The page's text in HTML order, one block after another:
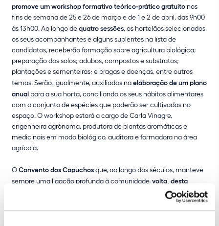
promove um workshop formativo teórico-prático gratuito nos
fins de semana de 25 e 26 de março e de 1 e 2 de abril, das 9h00
às 13h00. Ao longo dequatro sessões, os hortelãos selecionados,
os seus acompanhantes e alguns suplentes na lista de
candidatos, receberão formação sobre agricultura biológica;
preparação dos solos; adubos, compostos e substratos;
plantações e sementeiras; e pragas e doenças, entre outros
temas. Serão, igualmente, auxiliados naelaboração de um plano
anual para a sua horta, conciliando os seus hábitos alimentares
com o conjunto de espécies que poderão ser cultivadas no
espaço. O workshop estará a cargo de Carla Vinagre,
engenheira agrónoma, produtora de plantas aromáticas e
medicinais em modo biológico, auditora e formadora na área
agrícola.
OConvento dos Capuchosque, ao longo dos séculos, manteve
sempre uma ligação profunda à comunidade,volta, desta
que, através
deste projeto, darão uma nova vida ao espaço, cultivando a
terra e usufruindo do melhor que a Serra de Sintra tem para